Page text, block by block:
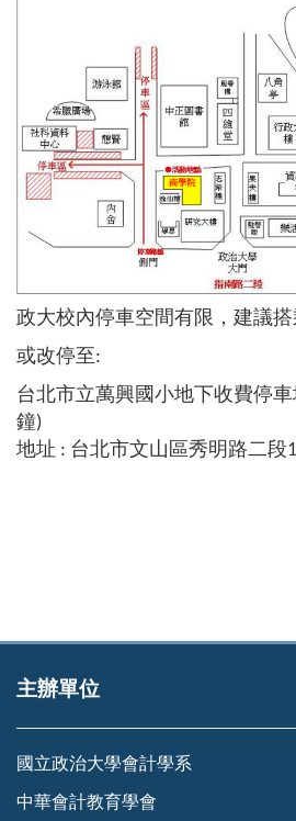
政大校內停車空間有限，建議
或改停至:
台北市立萬興國小地下收費停
鐘)
地址 : 台北市文山區秀明路二段
主辦單位
國立政治大學會計學系
中華會計教育學會